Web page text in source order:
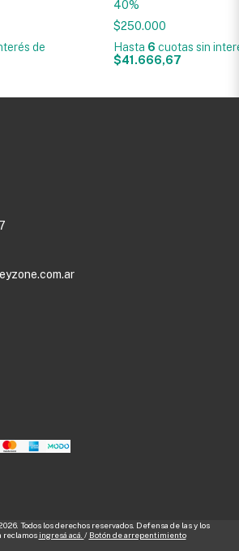
de
40%
$250.000
Hasta 6 cuotas sin
$41.666,67
Todos los derechos reservados. Defensa de las y los
reclamos ingresá acá. / Botón de arrepentimiento